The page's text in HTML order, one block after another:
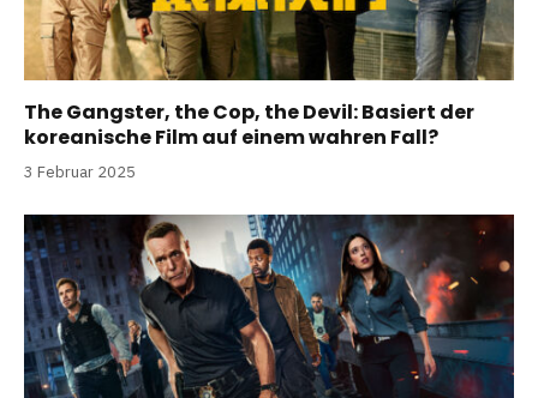
The Gangster, the Cop, the Devil: Basiert der
koreanische Film auf einem wahren Fall?
3 Februar 2025